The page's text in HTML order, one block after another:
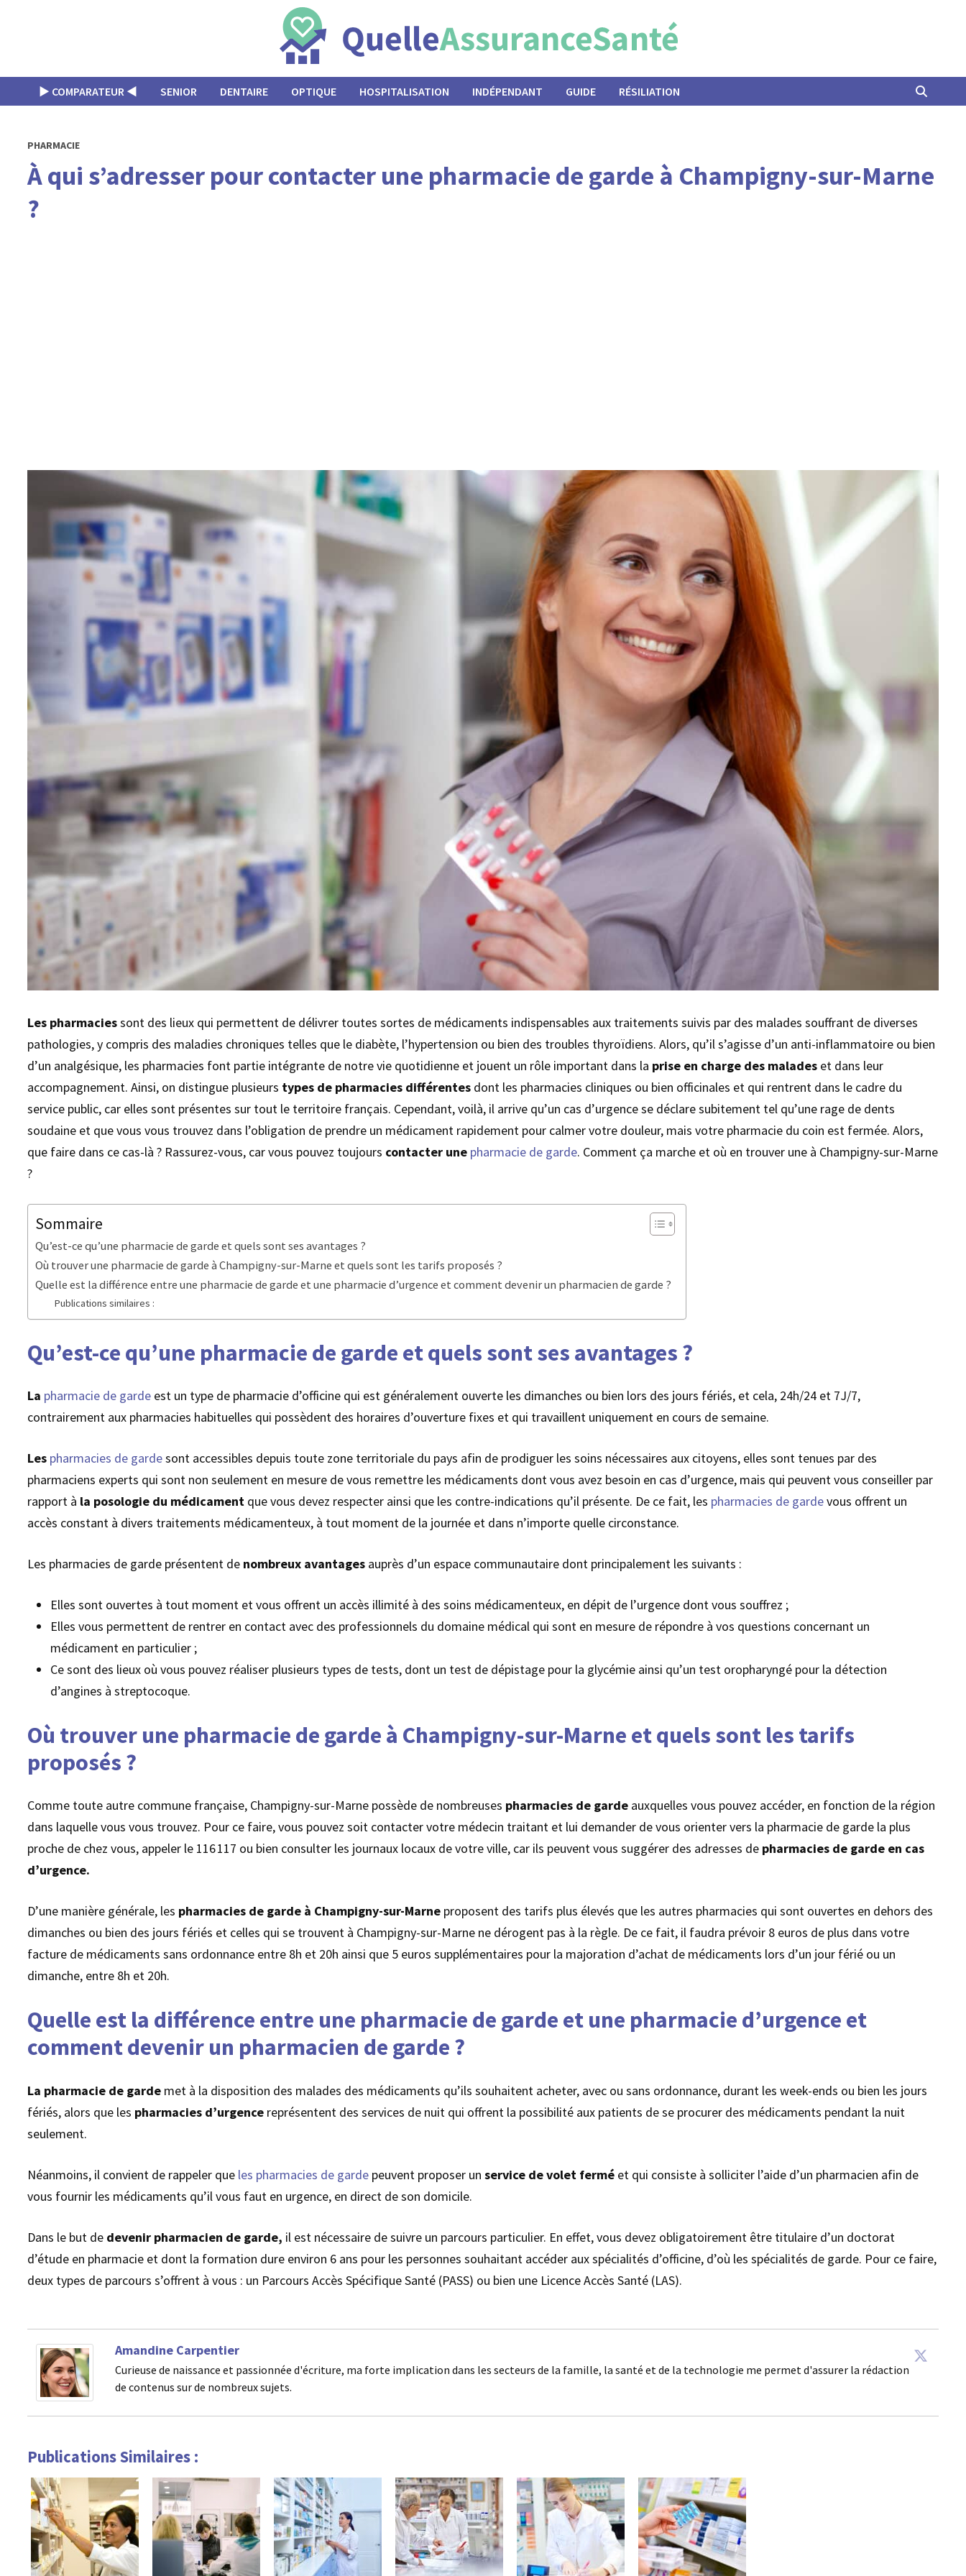
▶︎ COMPARATEUR ◀︎ SENIOR DENTAIRE OPTIQUE HOSPITALISATION INDÉPENDANT GUIDE RÉSILIATION
PHARMACIE
À qui s’adresser pour contacter une pharmacie de garde à Champigny-sur-Marne
?
Les pharmaciessont des lieux qui permettent de délivrer toutes sortes de médicaments indispensables aux traitements suivis par des malades souffrant de diverses
pathologies, y compris des maladies chroniques telles que le diabète, l’hypertension ou bien des troubles thyroïdiens. Alors, qu’il s’agisse d’un anti-inflammatoire ou bien
d’un analgésique, les pharmacies font partie intégrante de notre vie quotidienne et jouent un rôle important dans la prise en charge des malades et dans leur
accompagnement. Ainsi, on distingue plusieurs types de pharmacies différentes dont les pharmacies cliniques ou bien officinales et qui rentrent dans le cadre du
service public, car elles sont présentes sur tout le territoire français. Cependant, voilà, il arrive qu’un cas d’urgence se déclare subitement tel qu’une rage de dents
soudaine et que vous vous trouvez dans l’obligation de prendre un médicament rapidement pour calmer votre douleur, mais votre pharmacie du coin est fermée. Alors,
que faire dans ce cas-là ? Rassurez-vous, car vous pouvez toujours contacter une pharmacie de garde. Comment ça marche et où en trouver une à Champigny-sur-Marne
?
Sommaire
Qu’est-ce qu’une pharmacie de garde et quels sont ses avantages ?
Où trouver une pharmacie de garde à Champigny-sur-Marne et quels sont les tarifs proposés ?
Quelle est la différence entre une pharmacie de garde et une pharmacie d’urgence et comment devenir un pharmacien de garde ?
Publications similaires :
Qu’est-ce qu’une pharmacie de garde et quels sont ses avantages ?
La pharmacie de garde est un type de pharmacie d’officine qui est généralement ouverte les dimanches ou bien lors des jours fériés, et cela, 24h/24 et 7J/7,
contrairement aux pharmacies habituelles qui possèdent des horaires d’ouverture fixes et qui travaillent uniquement en cours de semaine.
Les pharmacies de gardesont accessibles depuis toute zone territoriale du pays afin de prodiguer les soins nécessaires aux citoyens, elles sont tenues par des
pharmaciens experts qui sont non seulement en mesure de vous remettre les médicaments dont vous avez besoin en cas d’urgence, mais qui peuvent vous conseiller par
rapport à la posologie du médicament que vous devez respecter ainsi que les contre-indications qu’il présente. De ce fait, les pharmacies de gardevous offrent un
accès constant à divers traitements médicamenteux, à tout moment de la journée et dans n’importe quelle circonstance.
Les pharmacies de garde présentent de nombreux avantages auprès d’un espace communautaire dont principalement les suivants :
Elles sont ouvertes à tout moment et vous offrent un accès illimité à des soins médicamenteux, en dépit de l’urgence dont vous souffrez ;
Elles vous permettent de rentrer en contact avec des professionnels du domaine médical qui sont en mesure de répondre à vos questions concernant un
médicament en particulier ;
Ce sont des lieux où vous pouvez réaliser plusieurs types de tests, dont un test de dépistage pour la glycémie ainsi qu’un test oropharyngé pour la détection
d’angines à streptocoque.
Où trouver une pharmacie de garde à Champigny-sur-Marne et quels sont les tarifs
proposés ?
Comme toute autre commune française, Champigny-sur-Marne possède de nombreuses pharmacies de garde auxquelles vous pouvez accéder, en fonction de la région
dans laquelle vous vous trouvez. Pour ce faire, vous pouvez soit contacter votre médecin traitant et lui demander de vous orienter vers la pharmacie de garde la plus
proche de chez vous, appeler le 116 117 ou bien consulter les journaux locaux de votre ville, car ils peuvent vous suggérer des adresses de pharmacies de garde en cas
d’urgence.
D’une manière générale, les pharmacies de garde à Champigny-sur-Marne proposent des tarifs plus élevés que les autres pharmacies qui sont ouvertes en dehors des
dimanches ou bien des jours fériés et celles qui se trouvent à Champigny-sur-Marne ne dérogent pas à la règle. De ce fait, il faudra prévoir 8 euros de plus dans votre
facture de médicaments sans ordonnance entre 8h et 20h ainsi que 5 euros supplémentaires pour la majoration d’achat de médicaments lors d’un jour férié ou un
dimanche, entre 8h et 20h.
Quelle est la différence entre une pharmacie de garde et une pharmacie d’urgence et
comment devenir un pharmacien de garde ?
La pharmacie de garde met à la disposition des malades des médicaments qu’ils souhaitent acheter, avec ou sans ordonnance, durant les week-ends ou bien les jours
fériés, alors que les pharmacies d’urgence représentent des services de nuit qui offrent la possibilité aux patients de se procurer des médicaments pendant la nuit
seulement.
Néanmoins, il convient de rappeler que les pharmacies de garde peuvent proposer unservice de volet fermé et qui consiste à solliciter l’aide d’un pharmacien afin de
vous fournir les médicaments qu’il vous faut en urgence, en direct de son domicile.
Dans le but de devenir pharmacien de garde, il est nécessaire de suivre un parcours particulier. En effet, vous devez obligatoirement être titulaire d’un doctorat
d’étude en pharmacie et dont la formation dure environ 6 ans pour les personnes souhaitant accéder aux spécialités d’officine, d’où les spécialités de garde. Pour ce faire,
deux types de parcours s’offrent à vous : un Parcours Accès Spécifique Santé (PASS) ou bien une Licence Accès Santé (LAS).
Amandine Carpentier
Curieuse de naissance et passionnée d'écriture, ma forte implication dans les secteurs de la famille, la santé et de la technologie me permet d'assurer la rédaction
de contenus sur de nombreux sujets.
Publications Similaires :